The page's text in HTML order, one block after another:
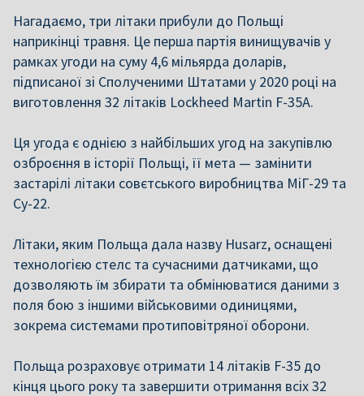
Нагадаємо, три літаки прибули до Польщі
наприкінці травня. Це перша партія винищувачів у
рамках угоди на суму 4,6 мільярда доларів,
підписаної зі Сполученими Штатами у 2020 році на
виготовлення 32 літаків Lockheed Martin F-35A.
Ця угода є однією з найбільших угод на закупівлю
озброєння в історії Польщі, її мета — замінити
застарілі літаки совєтського виробництва МіГ-29 та
Су-22.
Літаки, яким Польща дала назву Husarz, оснащені
технологією стелс та сучасними датчиками, що
дозволяють їм збирати та обмінюватися даними з
поля бою з іншими військовими одиницями,
зокрема системами протиповітряної оборони.
Польща розраховує отримати 14 літаків F-35 до
кінця цього року та завершити отримання всіх 32